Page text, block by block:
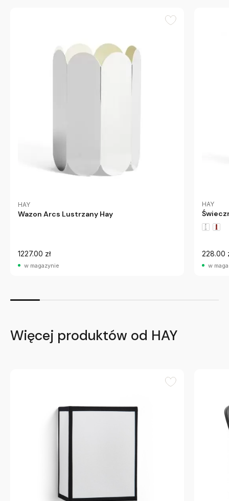
HAY
Wazon Arcs Lustrzany Hay
1227.00 zł
w magazynie
HAY
228.00
w
Więcej produktów od HAY